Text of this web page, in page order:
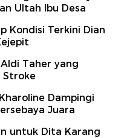
Ultah Ibu Desa
Kondisi Terkini Dian
Taher yang
Stroke
Dampingi
Juara
untuk Dita Karang